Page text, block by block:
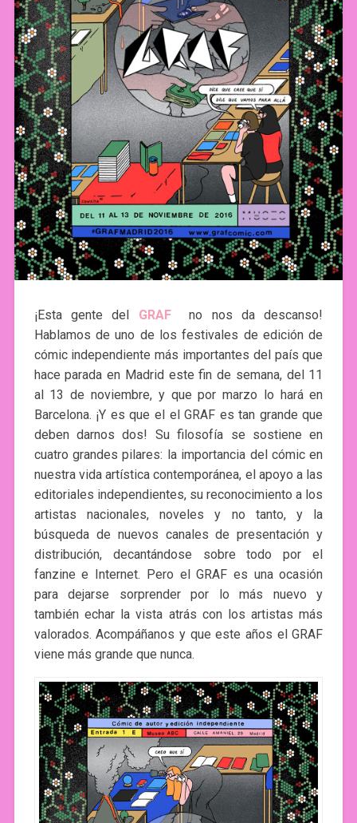
¡Esta gente del GRAF
no nos da descanso!
Hablamos de uno de los festivales de edición de
cómic independiente más importantes del país que
hace parada en Madrid este fin de semana, del 11
al 13 de noviembre, y que por marzo lo hará en
Barcelona. ¡Y es que el el GRAF es tan grande que
deben darnos dos! Su filosofía se sostiene en
cuatro grandes pilares: la importancia del cómic en
nuestra vida artística contemporánea, el apoyo a las
editoriales independientes, su reconocimiento a los
artistas nacionales, noveles y no tanto, y la
búsqueda de nuevos canales de presentación y
distribución, decantándose sobre todo por el
fanzine e Internet. Pero el GRAF es una ocasión
para dejarse sorprender por lo más nuevo y
también echar la vista atrás con los artistas más
valorados. Acompáñanos y que este años el GRAF
viene más grande que nunca.